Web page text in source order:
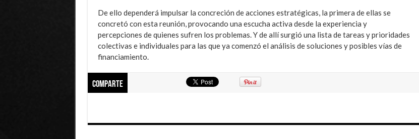
De ello dependerá impulsar la concreción de acciones estratégicas, la primera de ellas se
concretó con esta reunión, provocando una escucha activa desde la experiencia y
percepciones de quienes sufren los problemas. Y de allí surgió una lista de tareas y prioridades
colectivas e individuales para las que ya comenzó el análisis de soluciones y posibles vías de
financiamiento.
Comparte